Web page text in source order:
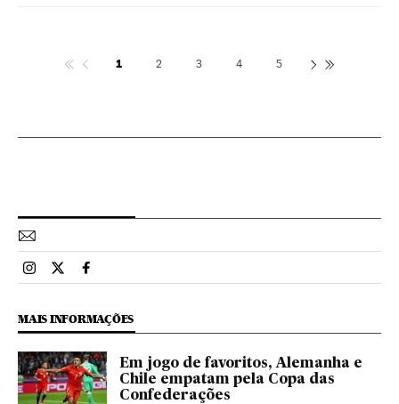
1 2 3 4 5
Esportes El País Brasil en Instagram
Esportes El País Brasil en Twitter
Esportes El País Brasil en Facebook
MAIS INFORMAÇÕES
Em jogo de favoritos, Alemanha e
Chile empatam pela Copa das
Confederações